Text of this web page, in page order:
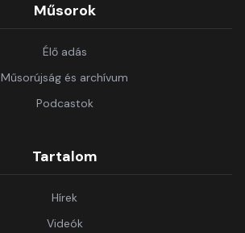
Műsorok
Élő adás
Műsorújság és archívum
Podcastok
Tartalom
Hírek
Videók